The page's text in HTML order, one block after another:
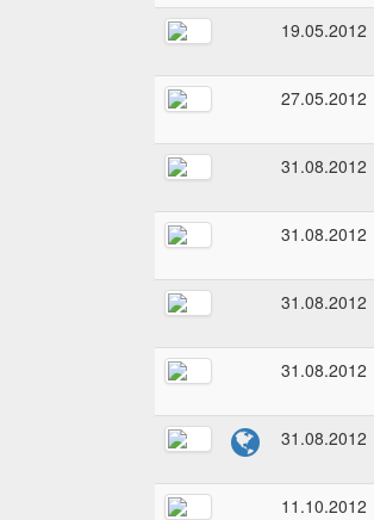
19.05.2012
27.05.2012
31.08.2012
31.08.2012
31.08.2012
31.08.2012
31.08.2012
11.10.2012